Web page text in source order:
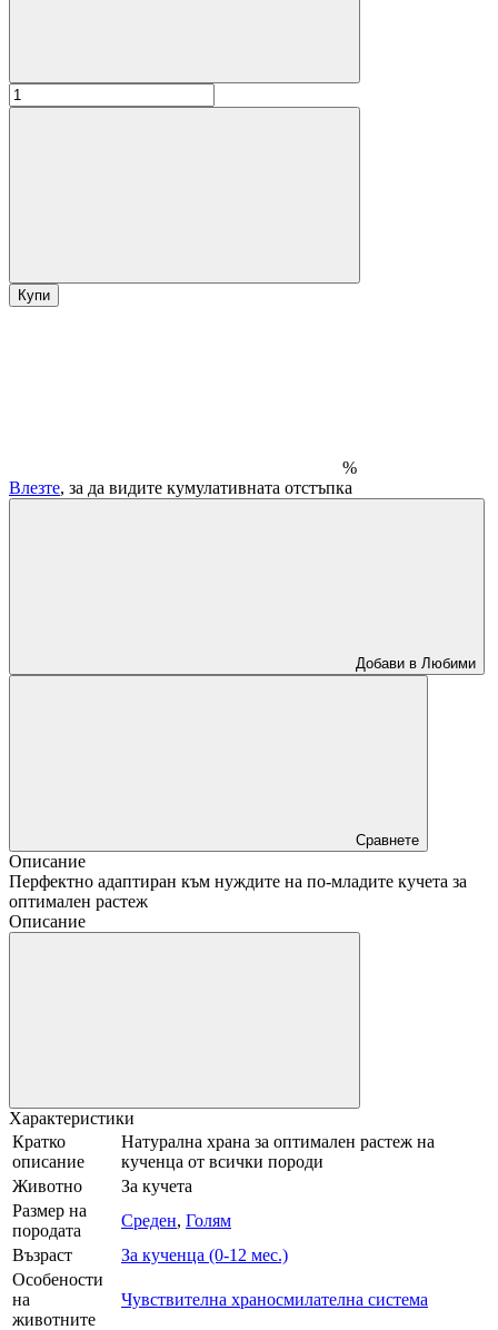
Купи
%
Влезте, за да видите кумулативната отстъпка
Добави в Любими
Сравнете
Описание
Перфектно адаптиран към нуждите на по-младите кучета за
оптимален растеж
Описание
Характеристики
Кратко
описание
Натурална храна за оптимален растеж на
кученца от всички породи
Животно
За кучета
Размер на
породата
Среден, Голям
Възраст
За кученца (0-12 мес.)
Особености
на
животните
Чувствителна храносмилателна система